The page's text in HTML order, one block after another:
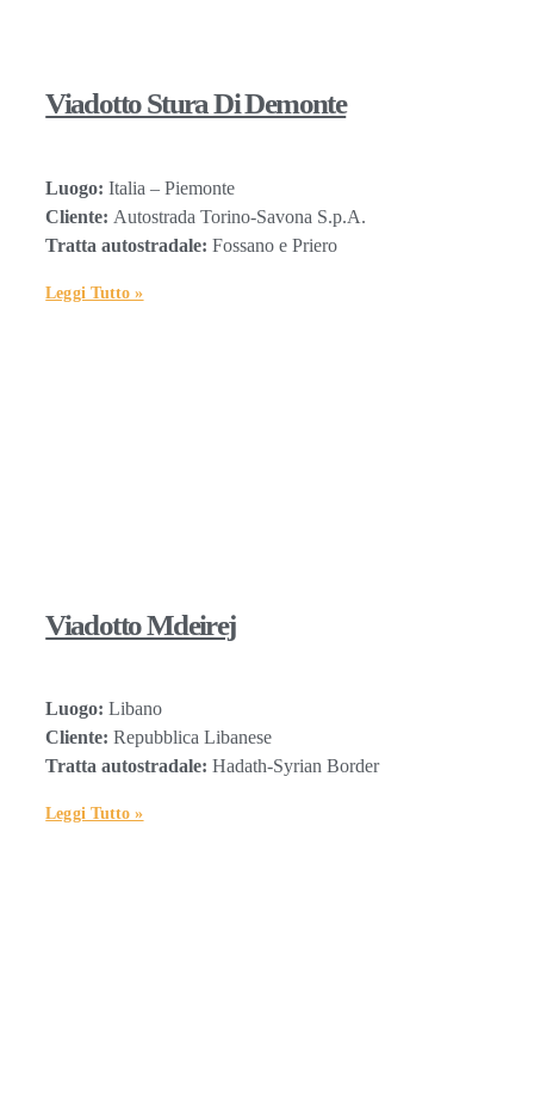
Viadotto Stura Di Demonte
Luogo:Italia – Piemonte
Cliente: Autostrada Torino-Savona S.p.A.
Tratta autostradale:Fossano e Priero
Leggi Tutto »
Viadotto Mdeirej
Luogo:Libano
Cliente:Repubblica Libanese
Tratta autostradale:Hadath-Syrian Border
Leggi Tutto »